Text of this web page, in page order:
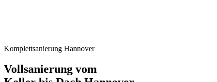
Komplettsanierung Hannover
Vollsanierung vom